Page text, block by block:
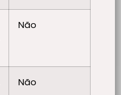
Não
Não